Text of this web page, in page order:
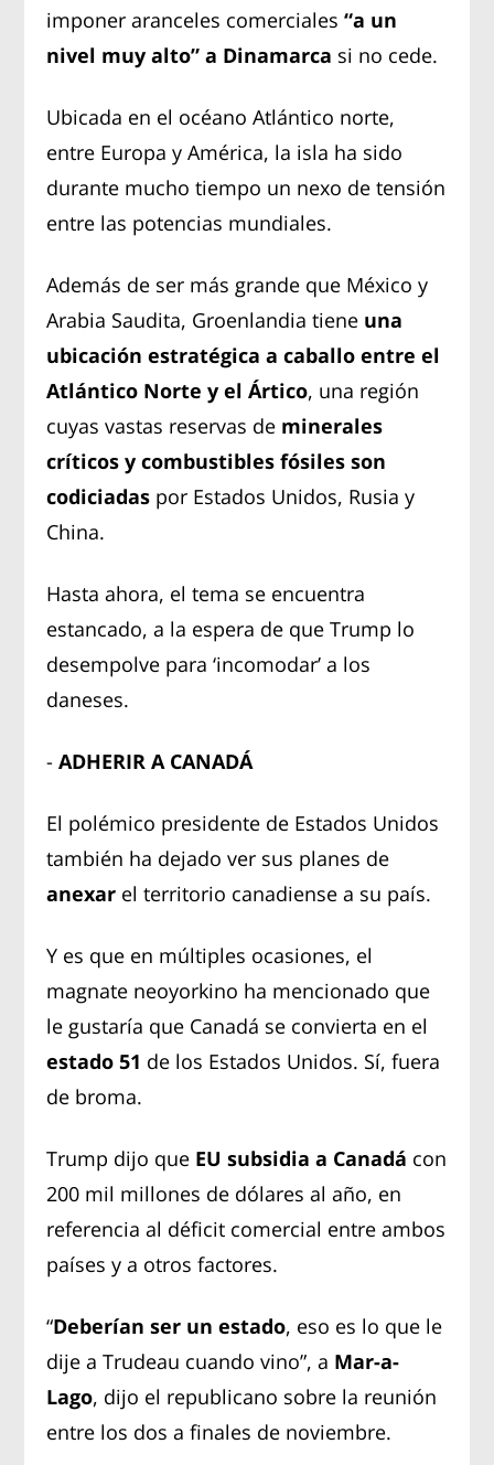
imponer aranceles comerciales“a un
nivel muy alto” a Dinamarca si no cede.
Ubicada en el océano Atlántico norte,
entre Europa y América, la isla ha sido
durante mucho tiempo un nexo de tensión
entre las potencias mundiales.
Además de ser más grande que México y
Arabia Saudita, Groenlandia tiene una
ubicación estratégica a caballo entre el
Atlántico Norte y el Ártico, una región
cuyas vastas reservas de minerales
críticos y combustibles fósiles son
codiciadas por Estados Unidos, Rusia y
China.
Hasta ahora, el tema se encuentra
estancado, a la espera de que Trump lo
desempolve para ‘incomodar’ a los
daneses.
- ADHERIR A CANADÁ
El polémico presidente de Estados Unidos
también ha dejado ver sus planes de
anexar el territorio canadiense a su país.
Y es que en múltiples ocasiones, el
magnate neoyorkino ha mencionado que
le gustaría que Canadá se convierta en el
estado 51 de los Estados Unidos. Sí, fuera
de broma.
Trump dijo que EU subsidia a Canadá con
200 mil millones de dólares al año, en
referencia al déficit comercial entre ambos
países y a otros factores.
“Deberían ser un estado, eso es lo que le
dije a Trudeau cuando vino”, a Mar-a-
Lago, dijo el republicano sobre la reunión
entre los dos a finales de noviembre.